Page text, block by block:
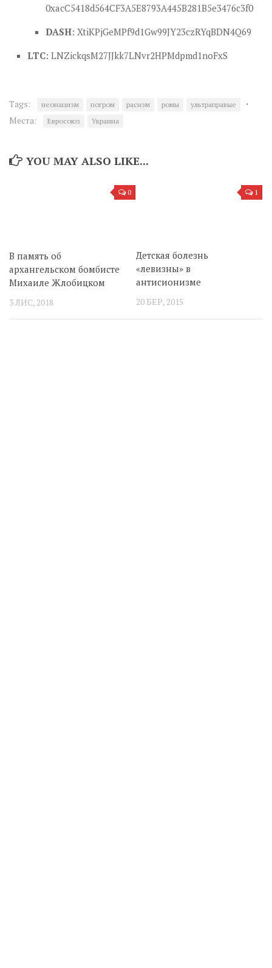
0xacC5418d564CF3A5E8793A445B281B5e3476c3f0
DASH: XtiKPjGeMPf9d1Gw99JY23czRYqBDN4Q69
LTC: LNZickqsM27JJkk7LNvr2HPMdpmd1noFxS
Tags: неонацизм погром расизм ромы ультраправые ·
Места: Евросоюз Украина
YOU MAY ALSO LIKE...
0
В память об
архангельском бомбисте
Михаиле Жлобицком
3 ЛИС, 2018
1
Детская болезнь
«левизны» в
антисионизме
20 БЕР, 2015